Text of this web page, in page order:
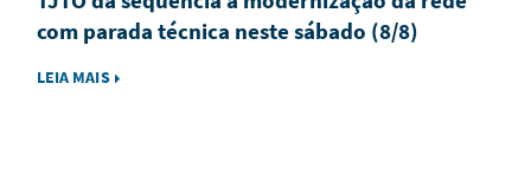
com parada técnica neste sábado (8/8)
LEIA MAIS